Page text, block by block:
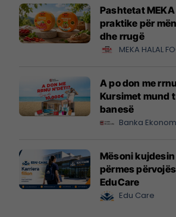
Pashtetat
praktike për
dhe rrugë
MEKA HALAL
A po don me
Kursimet mund
banesë
Banka
Mësoni
përmes
EduCare
Edu Care